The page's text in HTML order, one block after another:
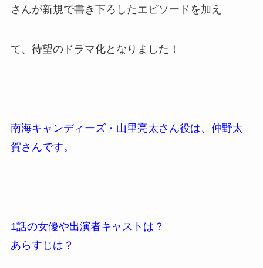
さんが新規で書き下ろしたエピソードを加え
て、待望のドラマ化となりました！
南海キャンディーズ・山里亮太さん役は、仲野太
賀さんです。
1話の女優や出演者キャストは？
あらすじは？